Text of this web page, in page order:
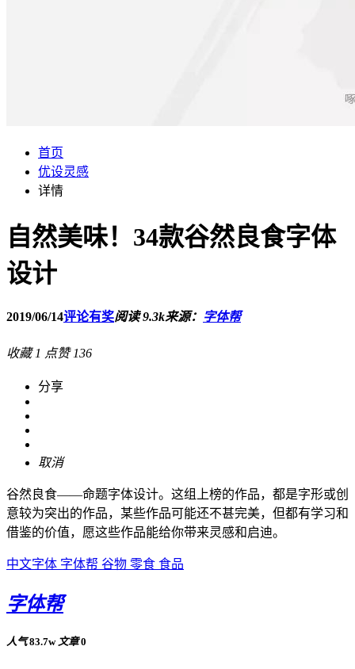
首页
优设灵感
详情
自然美味！34款谷然良食字体
设计
2019/06/14评论有奖阅读 9.3k来源： 字体帮
收藏 1 点赞 136
分享
取消
谷然良食——命题字体设计。这组上榜的作品，都是字形或创
意较为突出的作品，某些作品可能还不甚完美，但都有学习和
借鉴的价值，愿这些作品能给你带来灵感和启迪。
中文字体 字体帮 谷物 零食 食品
字体帮
人气 83.7w 文章 0